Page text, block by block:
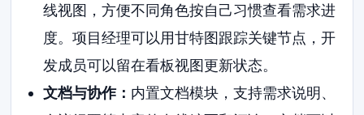
线视图，方便不同角色按自己习惯查看需求进
度。项目经理可以用甘特图跟踪关键节点，开
发成员可以留在看板视图更新状态。
文档与协作： 内置文档模块，支持需求说明、